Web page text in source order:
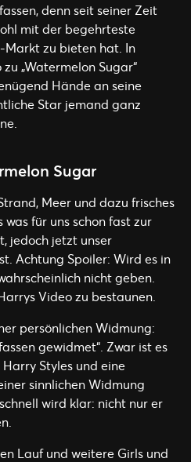
denn seit seiner Zeit
mit der begehrteste
Markt zu bieten hat. In
„Watermelon Sugar“
Hände an seine
Star jemand ganz
Sugar
Meer und dazu frisches
für uns schon fast zur
jedoch jetzt unser
Achtung Spoiler: Wird es in
nicht geben.
Video zu bestaunen.
persönlichen Widmung:
gewidmet“. Zwar ist es
Styles und eine
sinnlichen Widmung
wird klar: nicht nur er
Lauf und weitere Girls und